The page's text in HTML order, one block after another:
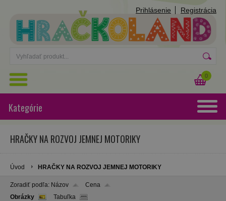
Prihlásenie Registrácia
0
Kategórie
HRAČKY NA ROZVOJ JEMNEJ MOTORIKY
Úvod HRAČKY NA ROZVOJ JEMNEJ MOTORIKY
Zoradiť podľa: Názov
Cena
Obrázky
Tabuľka